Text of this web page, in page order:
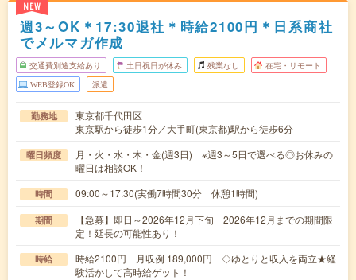
NEW
週3～OK＊17:30退社＊時給2100円＊日系商社
でメルマガ作成
交通費別途支給あり 土日祝日が休み 残業なし 在宅・リモート
WEB登録OK 派遣
勤務地
東京都千代田区
東京駅から徒歩1分／大手町(東京都)駅から徒歩6分
曜日頻度
月・火・水・木・金(週3日) ※週3～5日で選べる◎お休みの
曜日は相談OK！
時間 09:00～17:30(実働7時間30分 休憩1時間)
期間
【急募】即日～2026年12月下旬 2026年12月までの期間限
定！延長の可能性あり！
時給
時給2100円 月収例 189,000円 ◇ゆとりと収入を両立★経
験活かして高時給ゲット！